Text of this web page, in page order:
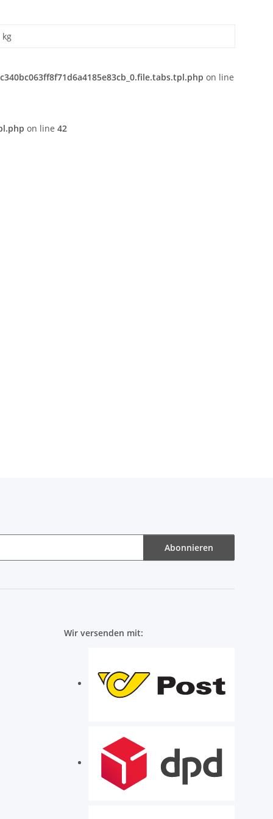
kg
on line
on line 42
Abonnieren
Wir versenden mit: